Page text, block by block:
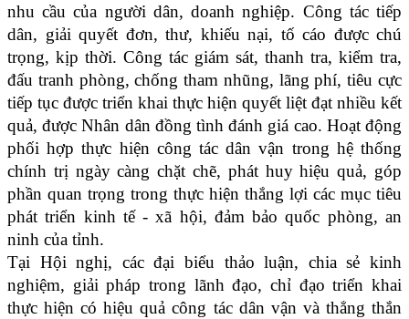
nhu cầu của người dân, doanh nghiệp. Công tác tiếp
dân, giải quyết đơn, thư, khiếu nại, tố cáo được chú
trọng, kịp thời. Công tác giám sát, thanh tra, kiểm tra,
đấu tranh phòng, chống tham nhũng, lãng phí, tiêu cực
tiếp tục được triển khai thực hiện quyết liệt đạt nhiều kết
quả, được Nhân dân đồng tình đánh giá cao. Hoạt động
phối hợp thực hiện công tác dân vận trong hệ thống
chính trị ngày càng chặt chẽ, phát huy hiệu quả, góp
phần quan trọng trong thực hiện thắng lợi các mục tiêu
phát triển kinh tế - xã hội, đảm bảo quốc phòng, an
ninh của tỉnh.
Tại Hội nghị, các đại biểu thảo luận, chia sẻ kinh
nghiệm, giải pháp trong lãnh đạo, chỉ đạo triển khai
thực hiện có hiệu quả công tác dân vận và thẳng thắn